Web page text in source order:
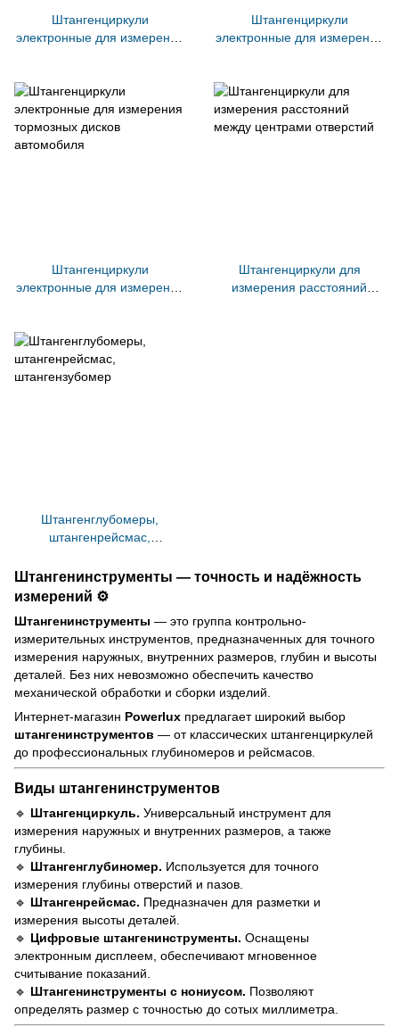
Штангенинструменты — точность и надёжность
измерений ⚙️
Штангенинструменты — это группа контрольно-
измерительных инструментов, предназначенных для точного
измерения наружных, внутренних размеров, глубин и высоты
деталей. Без них невозможно обеспечить качество
механической обработки и сборки изделий.
Интернет-магазин Powerlux предлагает широкий выбор
штангенинструментов — от классических штангенциркулей
до профессиональных глубиномеров и рейсмасов.
Виды штангенинструментов
🔹 Штангенциркуль. Универсальный инструмент для
измерения наружных и внутренних размеров, а также
глубины.
🔹 Штангенглубиномер. Используется для точного
измерения глубины отверстий и пазов.
🔹 Штангенрейсмас. Предназначен для разметки и
измерения высоты деталей.
🔹 Цифровые штангенинструменты. Оснащены
электронным дисплеем, обеспечивают мгновенное
считывание показаний.
🔹 Штангенинструменты с нониусом. Позволяют
определять размер с точностью до сотых миллиметра.
Штангенциркули
электронные для измерения
Штангенциркули
электронные для измерения
Штангенциркули
электронные для измерения
Штангенциркули для
измерения расстояний
Штангенглубомеры,
штангенрейсмас,